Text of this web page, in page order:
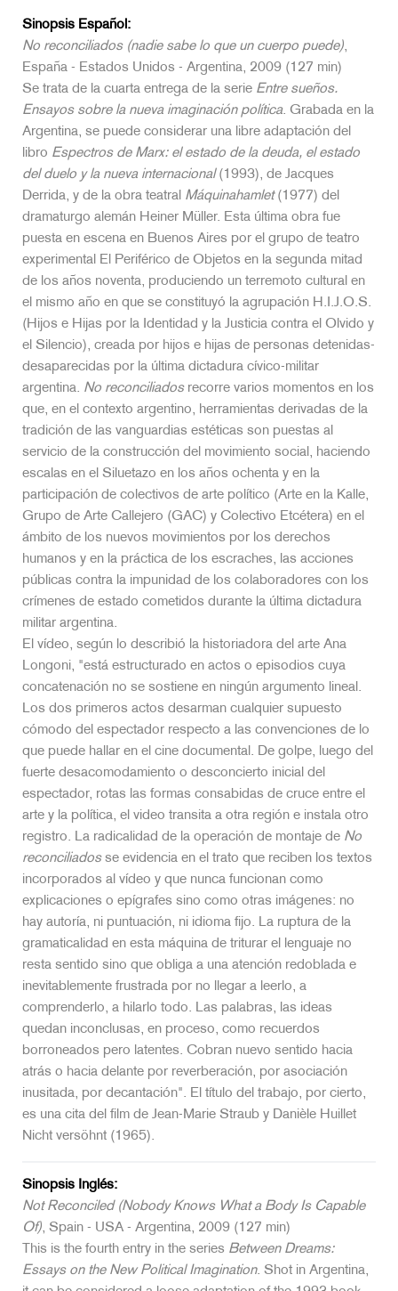
Sinopsis Español:
No reconciliados (nadie sabe lo que un cuerpo puede),
España - Estados Unidos - Argentina, 2009 (127 min)
Se trata de la cuarta entrega de la serie Entre sueños.
Ensayos sobre la nueva imaginación política. Grabada en la
Argentina, se puede considerar una libre adaptación del
libro Espectros de Marx: el estado de la deuda, el estado
del duelo y la nueva internacional(1993), de Jacques
Derrida, y de la obra teatral Máquinahamlet(1977) del
dramaturgo alemán Heiner Müller. Esta última obra fue
puesta en escena en Buenos Aires por el grupo de teatro
experimental El Periférico de Objetos en la segunda mitad
de los años noventa, produciendo un terremoto cultural en
el mismo año en que se constituyó la agrupación H.I.J.O.S.
(Hijos e Hijas por la Identidad y la Justicia contra el Olvido y
el Silencio), creada por hijos e hijas de personas detenidas-
desaparecidas por la última dictadura cívico-militar
argentina. No reconciliadosrecorre varios momentos en los
que, en el contexto argentino, herramientas derivadas de la
tradición de las vanguardias estéticas son puestas al
servicio de la construcción del movimiento social, haciendo
escalas en el Siluetazo en los años ochenta y en la
participación de colectivos de arte político (Arte en la Kalle,
Grupo de Arte Callejero (GAC) y Colectivo Etcétera) en el
ámbito de los nuevos movimientos por los derechos
humanos y en la práctica de los escraches, las acciones
públicas contra la impunidad de los colaboradores con los
crímenes de estado cometidos durante la última dictadura
militar argentina.
El vídeo, según lo describió la historiadora del arte Ana
Longoni, "está estructurado en actos o episodios cuya
concatenación no se sostiene en ningún argumento lineal.
Los dos primeros actos desarman cualquier supuesto
cómodo del espectador respecto a las convenciones de lo
que puede hallar en el cine documental. De golpe, luego del
fuerte desacomodamiento o desconcierto inicial del
espectador, rotas las formas consabidas de cruce entre el
arte y la política, el video transita a otra región e instala otro
registro. La radicalidad de la operación de montaje de No
reconciliadosse evidencia en el trato que reciben los textos
incorporados al vídeo y que nunca funcionan como
explicaciones o epígrafes sino como otras imágenes: no
hay autoría, ni puntuación, ni idioma fijo. La ruptura de la
gramaticalidad en esta máquina de triturar el lenguaje no
resta sentido sino que obliga a una atención redoblada e
inevitablemente frustrada por no llegar a leerlo, a
comprenderlo, a hilarlo todo. Las palabras, las ideas
quedan inconclusas, en proceso, como recuerdos
borroneados pero latentes. Cobran nuevo sentido hacia
atrás o hacia delante por reverberación, por asociación
inusitada, por decantación". El título del trabajo, por cierto,
es una cita del film de Jean-Marie Straub y Danièle Huillet
Nicht versöhnt (1965).
Sinopsis Inglés:
Not Reconciled (Nobody Knows What a Body Is Capable
Of), Spain - USA - Argentina, 2009 (127 min)
This is the fourth entry in the series Between Dreams:
Essays on the New Political Imagination. Shot in Argentina,